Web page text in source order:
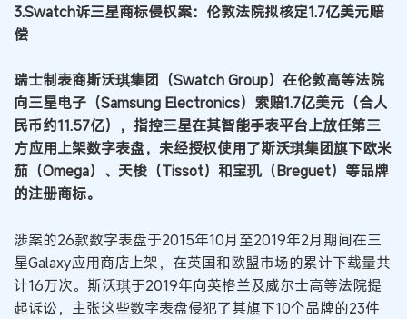
3.Swatch诉三星商标侵权案：伦敦法院拟核定1.7亿美元赔
偿
瑞士制表商斯沃琪集团（Swatch Group）在伦敦高等法院
向三星电子（Samsung Electronics）索赔1.7亿美元（合人
民币约11.57亿），指控三星在其智能手表平台上放任第三
方应用上架数字表盘，未经授权使用了斯沃琪集团旗下欧米
茄（Omega）、天梭（Tissot）和宝玑（Breguet）等品牌
的注册商标。
涉案的26款数字表盘于2015年10月至2019年2月期间在三
星Galaxy应用商店上架，在英国和欧盟市场的累计下载量共
计16万次。斯沃琪于2019年向英格兰及威尔士高等法院提
起诉讼，主张这些数字表盘侵犯了其旗下10个品牌的23件